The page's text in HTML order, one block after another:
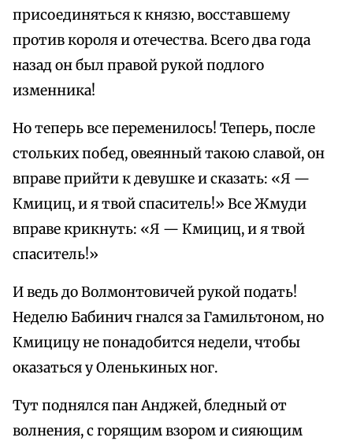
присоединяться к князю, восставшему
против короля и отечества. Всего два года
назад он был правой рукой подлого
изменника!
Но теперь все переменилось! Теперь, после
стольких побед, овеянный такою славой, он
вправе прийти к девушке и сказать: «Я —
Кмициц, и я твой спаситель!» Все Жмуди
вправе крикнуть: «Я — Кмициц, и я твой
спаситель!»
И ведь до Волмонтовичей рукой подать!
Неделю Бабинич гнался за Гамильтоном, но
Кмицицу не понадобится недели, чтобы
оказаться у Оленькиных ног.
Тут поднялся пан Анджей, бледный от
волнения, с горящим взором и сияющим